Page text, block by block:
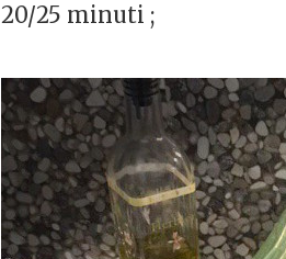
20/25 minuti ;